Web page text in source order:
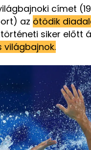
címet
az ötödik
siker előtt